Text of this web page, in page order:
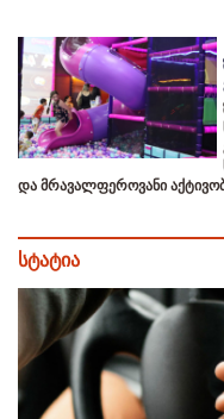
და მრავალფეროვანი
სტატია